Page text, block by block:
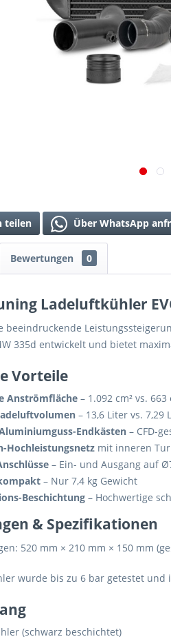
teilen Über WhatsApp
Bewertungen 0
Ladeluftkühler
beeindruckende
335d entwickelt und bietet
Vorteile
Anströmfläche – 1.092 cm² vs.
– 13,6 Liter vs. 7,29
Endkästen – CFD-
Hochleistungsnetz mit inneren
– Ein- und Ausgang auf
– Nur 7,4 kg Gewicht
Beschichtung – Hochwertige
& Spezifikationen
520 mm × 210 mm × 150 mm
wurde bis zu 6 bar getestet
(schwarz beschichtet)